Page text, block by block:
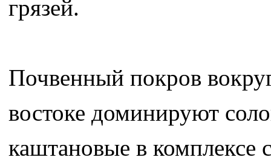
грязей.
Почвенный покров
востоке доминируют
каштановые в